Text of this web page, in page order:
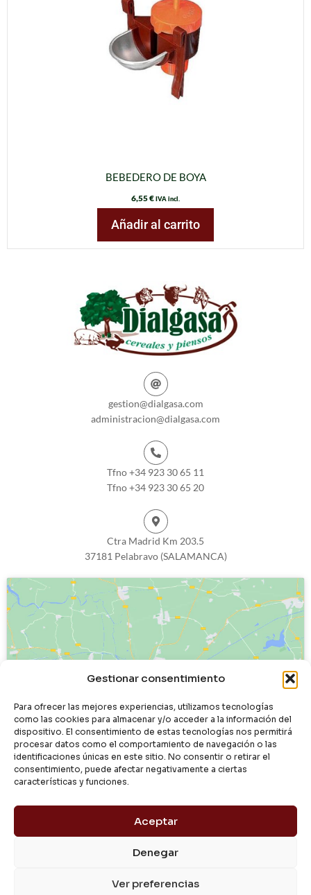
Gestionar consentimiento
Para ofrecer las mejores experiencias, utilizamos tecnologías
como las cookies para almacenar y/o acceder a la información del
dispositivo. El consentimiento de estas tecnologías nos permitirá
procesar datos como el comportamiento de navegación o las
identificaciones únicas en este sitio. No consentir o retirar el
consentimiento, puede afectar negativamente a ciertas
características y funciones.
Aceptar
Denegar
Ver preferencias
BEBEDERO DE BOYA
6,55€IVA incl.
Añadir al carrito
gestion@dialgasa.com
administracion@dialgasa.com
Tfno +34 923 30 65 11
Tfno +34 923 30 65 20
Ctra Madrid Km 203.5
37181 Pelabravo (SALAMANCA)
Haz clic para aceptar cookies de
Política de PrivacidadCondiciones de Uso